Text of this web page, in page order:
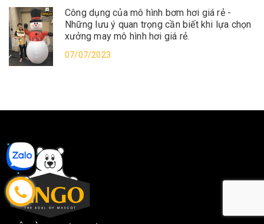
Công dụng của mô hình bơm hơi giá rẻ -
Những lưu ý quan trọng cần biết khi lựa chọn
xưởng may mô hình hơi giá rẻ.
07/07/2023